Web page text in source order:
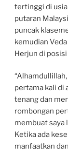
tertinggi di usia
putaran
puncak
kemudian
Herjun di
pertama kali di
tenang dan
rombongan
membuat saya
Ketika ada
manfaatkan